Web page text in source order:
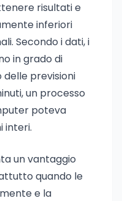
risultati e
inferiori
Secondo i dati, i
in grado di
previsioni
un processo
poteva
interi.
un vantaggio
quando le
e la